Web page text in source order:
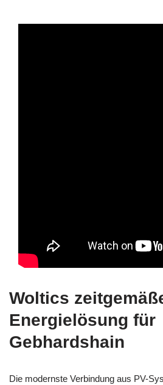
Woltics
Energielösung für
Gebhardshain
Die modernste Verbindung aus PV-